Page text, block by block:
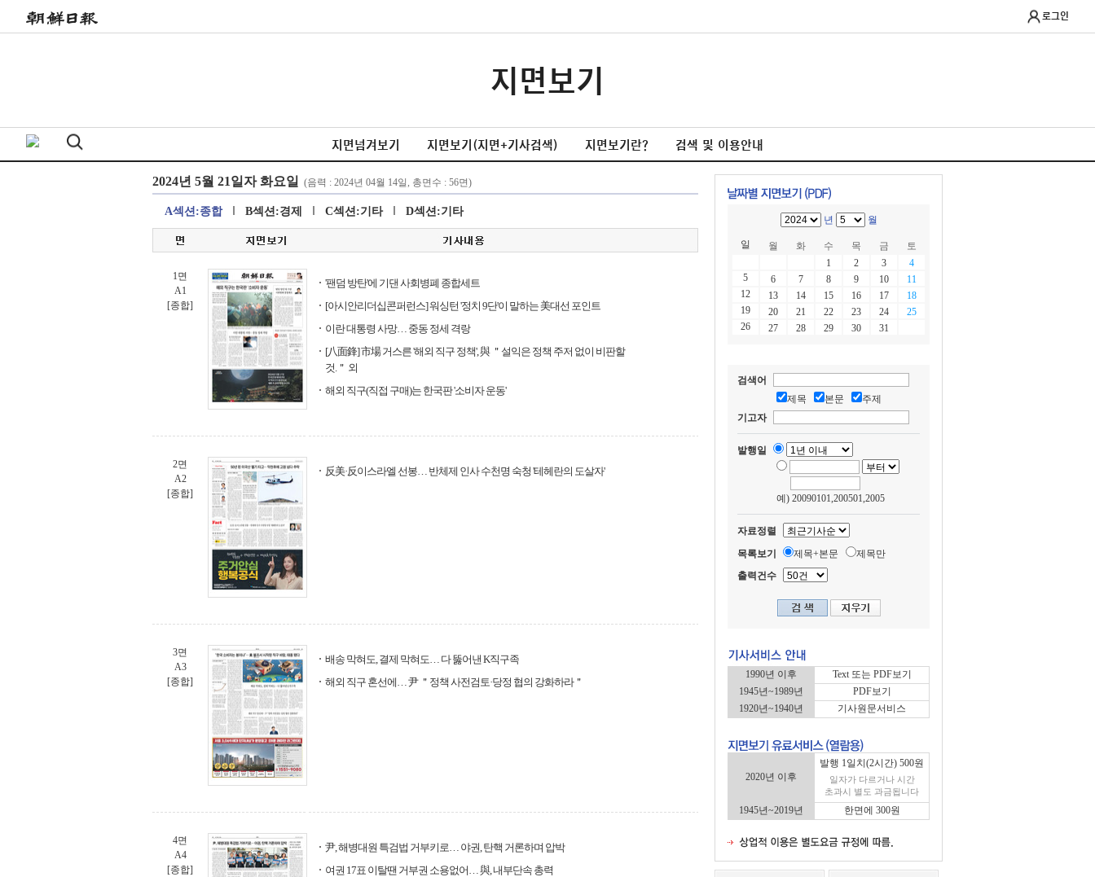
로그인
지면보기
지면넘겨보기 지면보기(지면+기사검색) 지면보기란? 검색 및 이용안내
A섹션:종합 B섹션:경제 C섹션:기타 D섹션:기타
1면
A1
[종합]
'팬덤 방탄'에 기댄 사회병폐 종합세트
[아시안리더십콘퍼런스] 워싱턴 '정치 9단'이 말하는 美대선 포인트
이란 대통령 사망… 중동 정세 격랑
[八面鋒] 市場 거스른 '해외 직구 정책', 與 ＂설익은 정책 주저 없이 비판할
것.＂ 외
해외 직구(직접 구매)는 한국판 '소비자 운동'
2면
A2
[종합]
反美·反이스라엘 선봉… 반체제 인사 수천명 숙청 '테헤란의 도살자'
3면
A3
[종합]
배송 막혀도, 결제 막혀도… 다 뚫어낸 K직구족
해외 직구 혼선에… 尹 ＂정책 사전검토·당정 협의 강화하라＂
4면
A4
[종합]
尹, 해병대원 특검법 거부키로… 야권, 탄핵 거론하며 압박
여권 17표 이탈땐 거부권 소용없어… 與, 내부단속 총력